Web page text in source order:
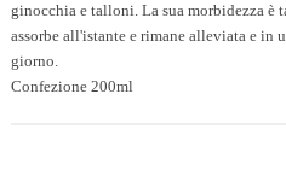
ginocchia e talloni. La sua morbidezza è
assorbe all'istante e rimane alleviata e in
giorno.
Confezione 200ml